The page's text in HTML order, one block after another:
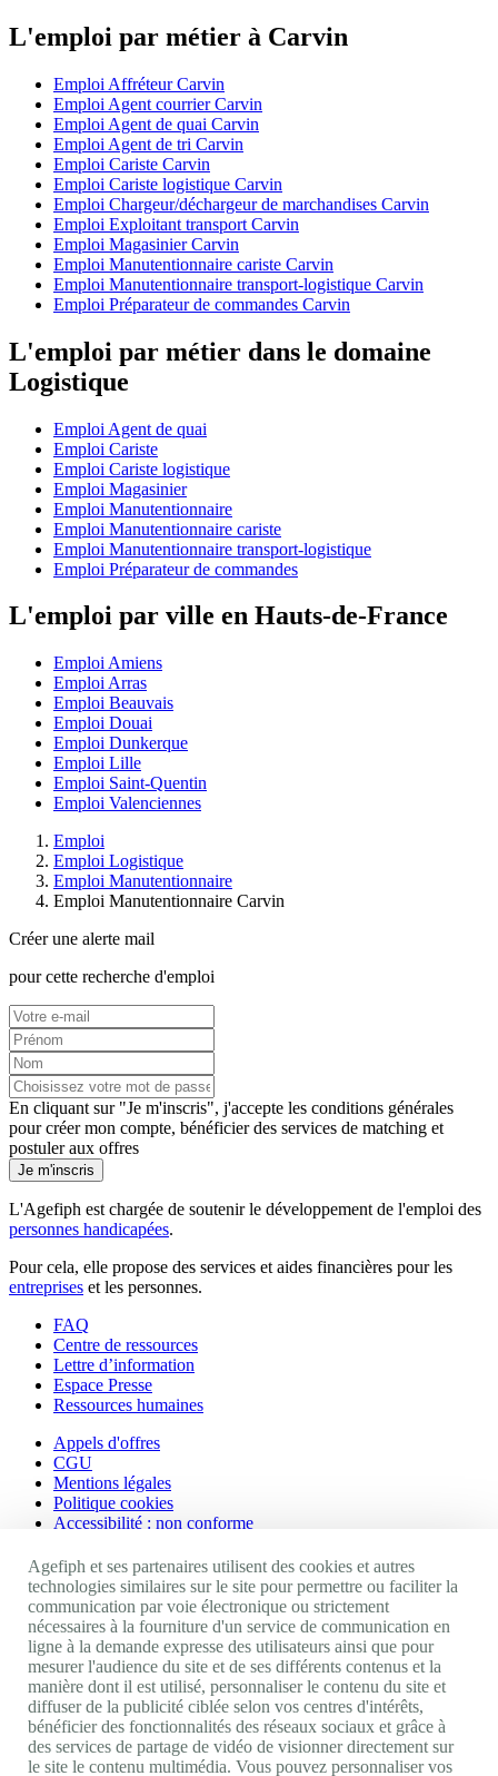
L'emploi par métier à Carvin
Emploi Affréteur Carvin
Emploi Agent courrier Carvin
Emploi Agent de quai Carvin
Emploi Agent de tri Carvin
Emploi Cariste Carvin
Emploi Cariste logistique Carvin
Emploi Chargeur/déchargeur de marchandises Carvin
Emploi Exploitant transport Carvin
Emploi Magasinier Carvin
Emploi Manutentionnaire cariste Carvin
Emploi Manutentionnaire transport-logistique Carvin
Emploi Préparateur de commandes Carvin
L'emploi par métier dans le domaine
Logistique
Emploi Agent de quai
Emploi Cariste
Emploi Cariste logistique
Emploi Magasinier
Emploi Manutentionnaire
Emploi Manutentionnaire cariste
Emploi Manutentionnaire transport-logistique
Emploi Préparateur de commandes
L'emploi par ville en Hauts-de-France
Emploi Amiens
Emploi Arras
Emploi Beauvais
Emploi Douai
Emploi Dunkerque
Emploi Lille
Emploi Saint-Quentin
Emploi Valenciennes
Emploi
Emploi Logistique
Emploi Manutentionnaire
Emploi Manutentionnaire Carvin
Créer une alerte mail
pour cette recherche d'emploi
En cliquant sur "Je m'inscris", j'accepte les conditions générales
pour créer mon compte, bénéficier des services de matching et
postuler aux offres
Je m'inscris
L'Agefiph est chargée de soutenir le développement de l'emploi des
personnes handicapées.
Pour cela, elle propose des services et aides financières pour les
entreprises et les personnes.
FAQ
Centre de ressources
Lettre d’information
Espace Presse
Ressources humaines
Appels d'offres
CGU
Mentions légales
Politique cookies
Accessibilité : non conforme
Nos autres sites
Site portail Agefiph
Activateur de progrès
Handinnov
Innovation et recherche
Université du RRH
Service AppuiPro
Nous suivre
Agefiph et ses partenaires utilisent des cookies et autres
technologies similaires sur le site pour permettre ou faciliter la
communication par voie électronique ou strictement
nécessaires à la fourniture d'un service de communication en
ligne à la demande expresse des utilisateurs ainsi que pour
mesurer l'audience du site et de ses différents contenus et la
manière dont il est utilisé, personnaliser le contenu du site et
diffuser de la publicité ciblée selon vos centres d'intérêts,
bénéficier des fonctionnalités des réseaux sociaux et grâce à
des services de partage de vidéo de visionner directement sur
le site le contenu multimédia. Vous pouvez personnaliser vos